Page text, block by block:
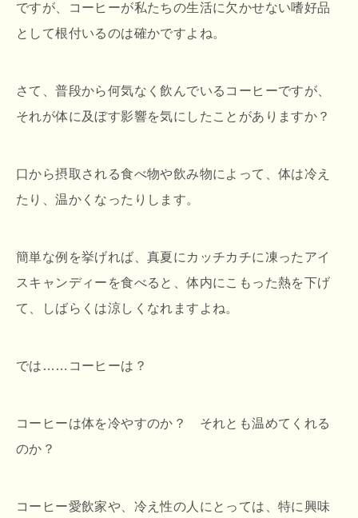
ですが、コーヒーが私たちの生活に欠かせない嗜好品
として根付いるのは確かですよね。
さて、普段から何気なく飲んでいるコーヒーですが、
それが体に及ぼす影響を気にしたことがありますか？
口から摂取される食べ物や飲み物によって、体は冷え
たり、温かくなったりします。
簡単な例を挙げれば、真夏にカッチカチに凍ったアイ
スキャンディーを食べると、体内にこもった熱を下げ
て、しばらくは涼しくなれますよね。
では……コーヒーは？
コーヒーは体を冷やすのか？ それとも温めてくれる
のか？
コーヒー愛飲家や、冷え性の人にとっては、特に興味